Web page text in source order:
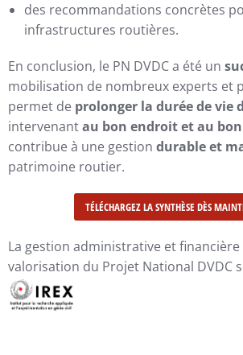
des recommandations concrètes
infrastructures routières.
En conclusion, le PN DVDC a été un
mobilisation de nombreux experts et
permet de prolonger la durée de vie
intervenantau bon endroit et au
contribue à une gestion durable et
patrimoine routier.
TÉLÉCHARGEZ LA SYNTHÈSE DÈS
La gestion administrative et financière
valorisation du Projet National DVDC